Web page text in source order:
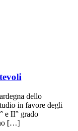
dello
in favore degli
e II° grado
[…]